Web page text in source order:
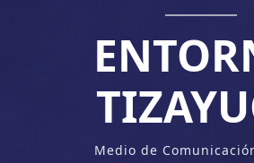
Medio de